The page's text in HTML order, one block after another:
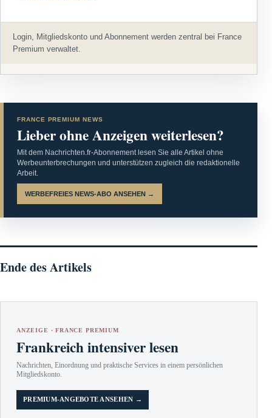
Login, Mitgliedskonto und Abonnement werden zentral bei France
Premium verwaltet.
FRANCE PREMIUM NEWS
Lieber ohne Anzeigen weiterlesen?
Mit dem Nachrichten.fr-Abonnement lesen Sie alle Artikel ohne
Werbeunterbrechungen und unterstützen zugleich die redaktionelle
Arbeit.
WERBEFREIES NEWS-ABO ANSEHEN →
Ende des Artikels
ANZEIGE · FRANCE PREMIUM
Frankreich intensiver lesen
Nachrichten, Einordnung und praktische Services in einem persönlichen
Mitgliedskonto.
PREMIUM-ANGEBOTE ANSEHEN →